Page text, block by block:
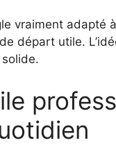
vraiment adapté
départ utile.